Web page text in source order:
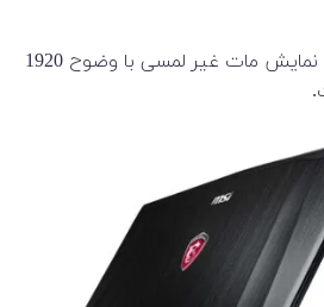
این لپ تاپ دارای صفحه نمایش مات غیر لمسی با وضوح 1920